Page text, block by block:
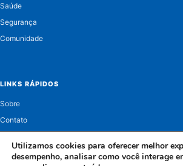
Saúde
Segurança
Comunidade
LINKS RÁPIDOS
Sobre
Contato
Utilizamos cookies para oferecer melhor
desempenho, analisar como você interage